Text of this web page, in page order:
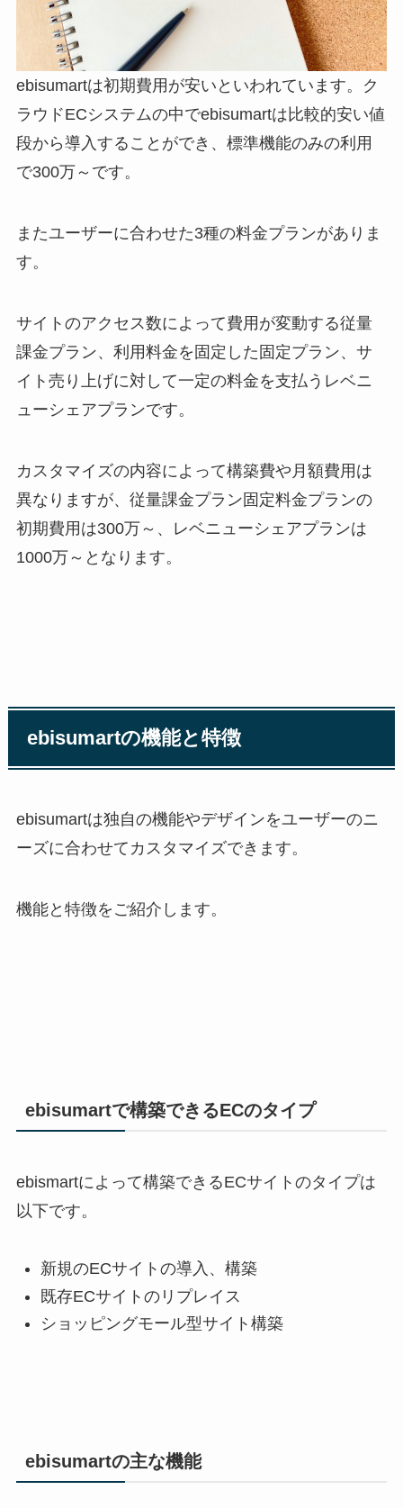
ebisumartは初期費用が安いといわれています。ク
ラウドECシステムの中でebisumartは比較的安い値
段から導入することができ、標準機能のみの利用
で300万～です。
またユーザーに合わせた3種の料金プランがありま
す。
サイトのアクセス数によって費用が変動する従量
課金プラン、利用料金を固定した固定プラン、サ
イト売り上げに対して一定の料金を支払うレベニ
ューシェアプランです。
カスタマイズの内容によって構築費や月額費用は
異なりますが、従量課金プラン固定料金プランの
初期費用は300万～、レベニューシェアプランは
1000万～となります。
ebisumartの機能と特徴
ebisumartは独自の機能やデザインをユーザーのニ
ーズに合わせてカスタマイズできます。
機能と特徴をご紹介します。
ebisumartで構築できるECのタイプ
ebismartによって構築できるECサイトのタイプは
以下です。
新規のECサイトの導入、構築
既存ECサイトのリプレイス
ショッピングモール型サイト構築
ebisumartの主な機能